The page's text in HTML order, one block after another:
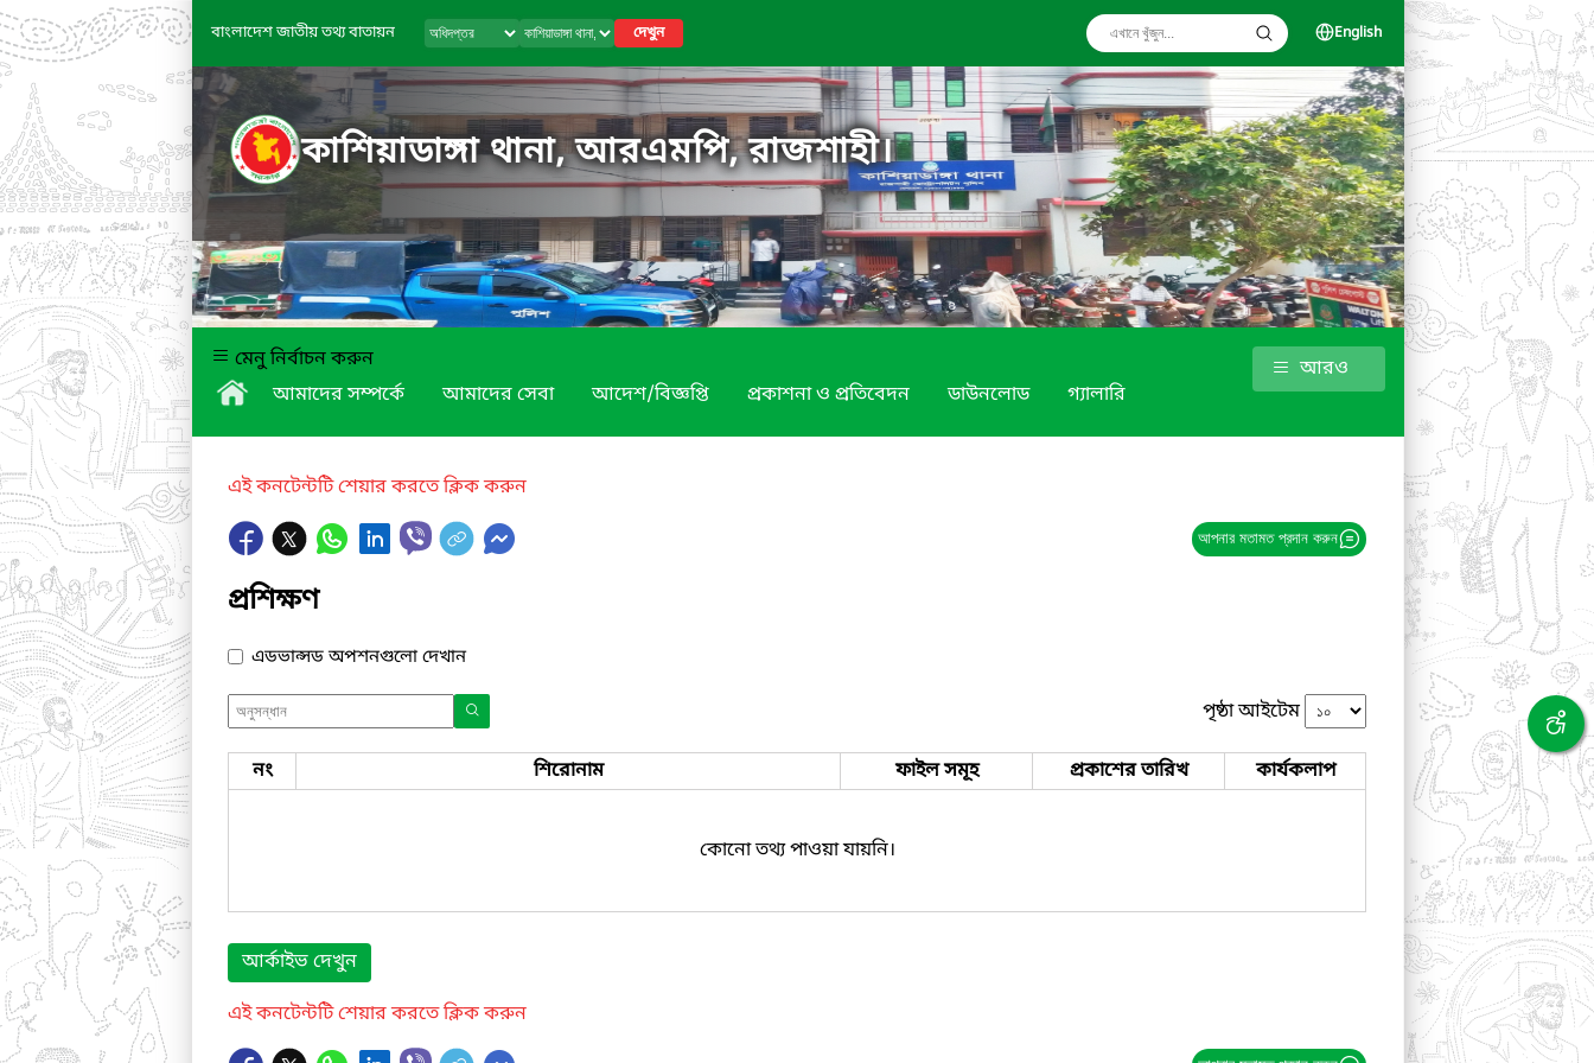
বাংলাদেশ জাতীয় তথ্য বাতায়ন দেখুন English
কাশিয়াডাঙ্গা থানা, আরএমপি, রাজশাহী।
মেনু নির্বাচন করুন
আমাদের সম্পর্কে
আমাদের সেবা আদেশ/বিজ্ঞপ্তি প্রকাশনা ও প্রতিবেদন ডাউনলোড গ্যালারি
আরও
এই কনটেন্টটি শেয়ার করতে ক্লিক করুন
আপনার মতামত প্রদান করুন
প্রশিক্ষণ
এডভান্সড অপশনগুলো দেখান
পৃষ্ঠা আইটেম
নং শিরোনাম ফাইল সমূহ প্রকাশের তারিখ কার্যকলাপ
কোনো তথ্য পাওয়া যায়নি।
আর্কাইভ দেখুন
এই কনটেন্টটি শেয়ার করতে ক্লিক করুন